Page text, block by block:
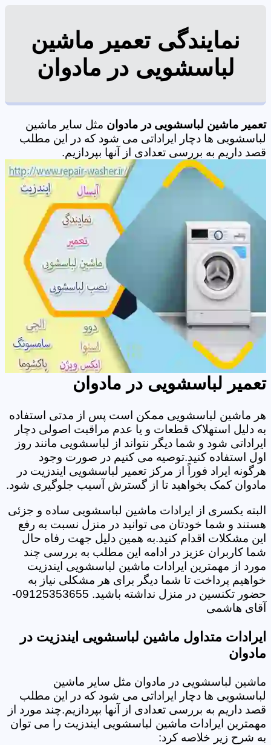
نمایندگی تعمیر ماشین
لباسشویی در مادوان
تعمیر ماشین لباسشویی در مادوان مثل سایر ماشین
لباسشویی ها دچار ایراداتی می شود که در این مطلب
قصد داریم به بررسی تعدادی از آنها بپردازیم.
تعمیر لباسشویی در مادوان
هر ماشین لباسشویی ممکن است پس از مدتی استفاده
به دلیل استهلاک قطعات و یا عدم مراقبت اصولی دچار
ایراداتی شود و شما دیگر نتواند از لباسشویی مانند روز
اول استفاده کنید.توصیه می کنیم در صورت وجود
هرگونه ایراد فوراً از مرکز تعمیر لباسشویی ایندزیت در
مادوان کمک بخواهید تا از گسترش آسیب جلوگیری شود.
البته یکسری از ایرادات ماشین لباسشویی ساده و جزئی
هستند و شما خودتان می توانید در منزل نسبت به رفع
این مشکلات اقدام کنید.به همین دلیل جهت رفاه حال
شما کاربران عزیز در ادامه این مطلب به بررسی چند
مورد از مهمترین ایرادات ماشین لباسشویی ایندزیت
خواهیم پرداخت تا شما دیگر برای هر مشکلی نیاز به
حضور تکنسین در منزل نداشته باشید. 09125353655-
آقای هاشمی
ایرادات متداول ماشین لباسشویی ایندزیت در
مادوان
ماشین لباسشویی در مادوان مثل سایر ماشین
لباسشویی ها دچار ایراداتی می شود که در این مطلب
قصد داریم به بررسی تعدادی از آنها بپردازیم.چند مورد از
مهمترین ایرادات ماشین لباسشویی ایندزیت را می توان
به شرح زیر خلاصه کرد: